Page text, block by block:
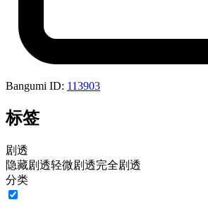
Bangumi ID: 113903
标签
剧透
隐藏剧透轻微剧透完全剧透
分类